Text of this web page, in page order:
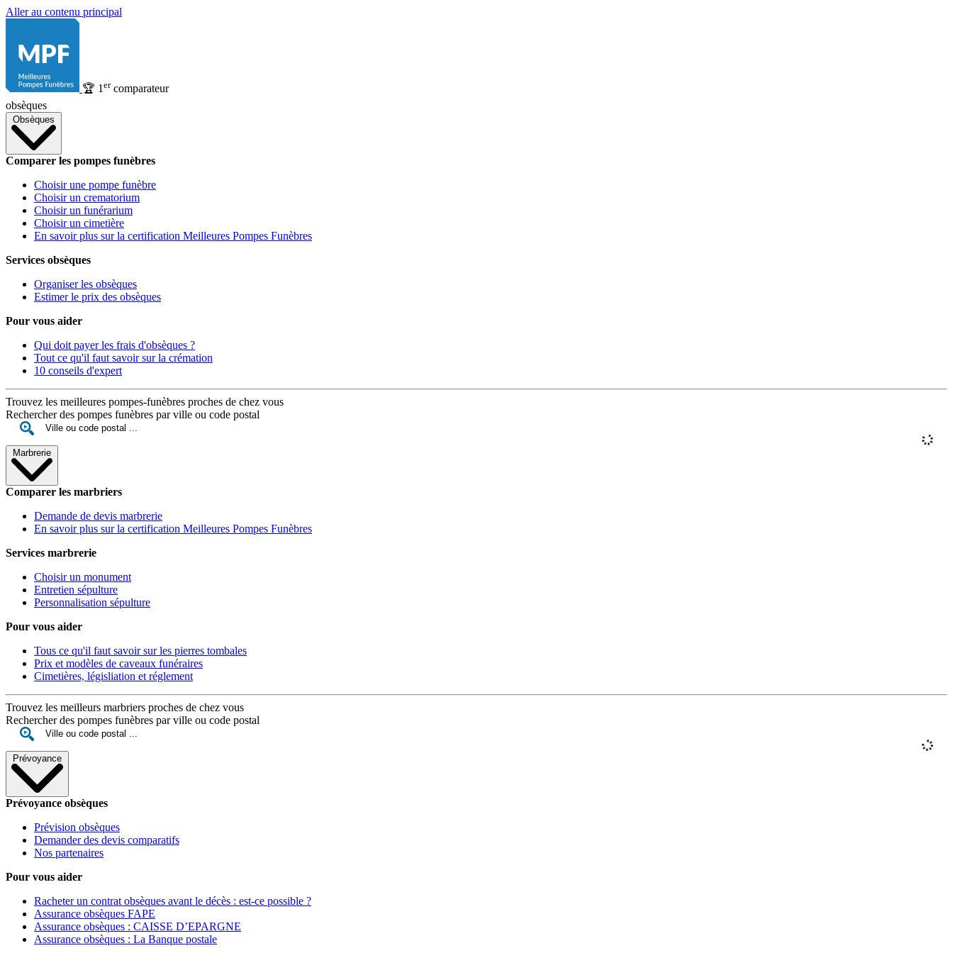
Aller au contenu principal
🏆 1 ercomparateur
obsèques
Obsèques
Comparer les pompes funèbres
Choisir une pompe funèbre
Choisir un crematorium
Choisir un funérarium
Choisir un cimetière
En savoir plus sur la certification Meilleures Pompes Funèbres
Services obsèques
Organiser les obsèques
Estimer le prix des obsèques
Pour vous aider
Qui doit payer les frais d'obsèques ?
Tout ce qu'il faut savoir sur la crémation
10 conseils d'expert
Trouvez les meilleures pompes-funèbres proches de chez vous
Rechercher des pompes funèbres par ville ou code postal
Marbrerie
Comparer les marbriers
Demande de devis marbrerie
En savoir plus sur la certification Meilleures Pompes Funèbres
Services marbrerie
Choisir un monument
Entretien sépulture
Personnalisation sépulture
Pour vous aider
Tous ce qu'il faut savoir sur les pierres tombales
Prix et modèles de caveaux funéraires
Cimetières, législiation et réglement
Trouvez les meilleurs marbriers proches de chez vous
Rechercher des pompes funèbres par ville ou code postal
Prévoyance
Prévoyance obsèques
Prévision obsèques
Demander des devis comparatifs
Nos partenaires
Pour vous aider
Racheter un contrat obsèques avant le décès : est-ce possible ?
Assurance obsèques FAPE
Assurance obsèques : CAISSE D’EPARGNE
Assurance obsèques : La Banque postale